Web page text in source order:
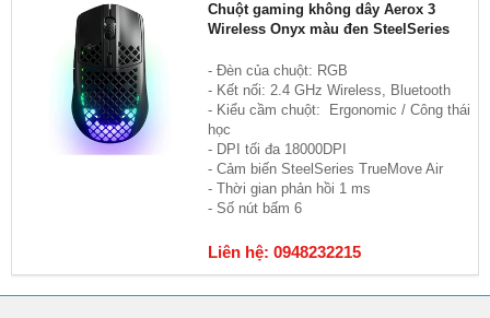
Chuột gaming không dây Aerox 3
Wireless Onyx màu đen SteelSeries
- Đèn của chuột: RGB
- Kết nối: 2.4 GHz Wireless, Bluetooth
- Kiểu cầm chuột: Ergonomic / Công thái
học
- DPI tối đa 18000DPI
- Cảm biến SteelSeries TrueMove Air
- Thời gian phản hồi 1 ms
- Số nút bấm 6
Liên hệ: 0948232215